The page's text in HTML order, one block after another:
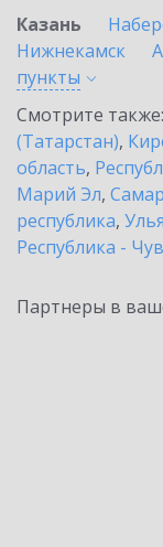
Казань
Нижнекамск
пункты
Смотрите также:
(Татарстан),
область,
Марий Эл,
республика,
Республика -
Партнеры в